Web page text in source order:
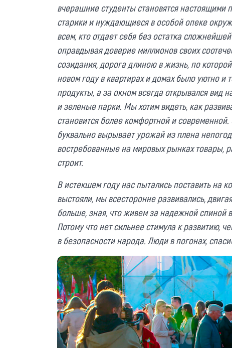
вчерашние студенты становятся
старики и нуждающиеся в особой опеке
всем, кто отдает себя без остатка
оправдывая доверие миллионов своих
созидания, дорога длиною в жизнь, по
новом году в квартирах и домах было уютно и
продукты, а за окном всегда открывался
и зеленые парки. Мы хотим видеть, как
становится более комфортной и
буквально вырывает урожай из плена
востребованные на мировых рынках товары,
строит.
В истекшем году нас пытались поставить на
выстояли, мы всесторонне развивались,
больше, зная, что живем за надежной спиной
Потому что нет сильнее стимула к развитию,
в безопасности народа. Люди в погонах,